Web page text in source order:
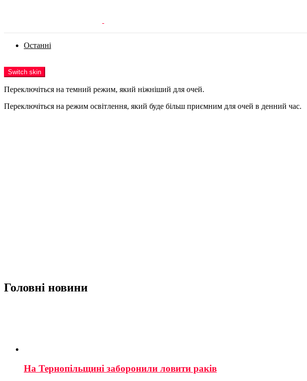
Останні
Switch skin
Переключіться на темний режим, який ніжніший для очей.
Переключіться на режим освітлення, який буде більш приємним для очей в денний час.
Головні новини
На Тернопільщині заборонили ловити раків